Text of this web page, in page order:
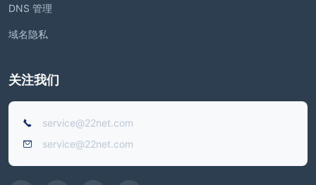
DNS 管理
域名隐私
关注我们
service@22net.com
service@22net.com